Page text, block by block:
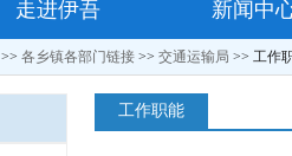
走进伊吾 新闻中
>> 各乡镇各部门链接 >> 交通运输局 >> 工作
工作职能